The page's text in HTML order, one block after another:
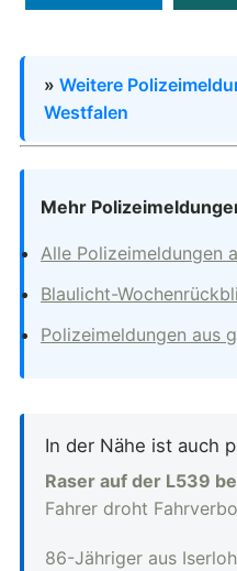
» Weitere
Westfalen
Mehr
Alle Polizeimeldungen
Blaulicht-
Polizeimeldungen aus
In der Nähe ist auch
Raser auf der L539
Fahrer droht
86-Jähriger aus